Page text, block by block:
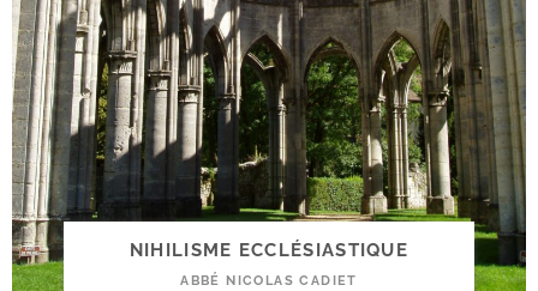
NIHILISME ECCLÉSIASTIQUE
ABBÉ NICOLAS CADIET